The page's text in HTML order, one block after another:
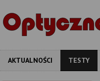
AKTUALNOŚCI TESTY